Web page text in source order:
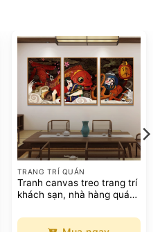
TRANG TRÍ QUÁN
Tranh canvas treo trang trí
khách sạn, nhà hàng quán